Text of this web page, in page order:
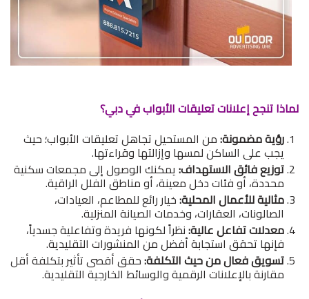
لماذا تنجح إعلانات تعليقات الأبواب في دبي؟
رؤية مضمونة:من المستحيل تجاهل تعليقات الأبواب؛ حيث
يجب على الساكن لمسها وإزالتها وقراءتها.
توزيع فائق الاستهداف:يمكنك الوصول إلى مجمعات سكنية
محددة، أو فئات دخل معينة، أو مناطق الفلل الراقية.
مثالية للأعمال المحلية:خيار رائع للمطاعم، العيادات،
الصالونات، العقارات، وخدمات الصيانة المنزلية.
معدلات تفاعل عالية:نظراً لكونها فريدة وتفاعلية جسدياً،
فإنها تحقق استجابة أفضل من المنشورات التقليدية.
تسويق فعال من حيث التكلفة:حقق أقصى تأثير بتكلفة أقل
مقارنة بالإعلانات الرقمية والوسائط الخارجية التقليدية.